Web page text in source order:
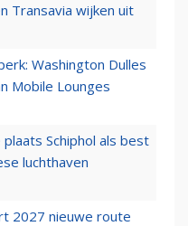
Transavia wijken uit
Washington Dulles
Mobile Lounges
Schiphol als best
luchthaven
2027 nieuwe route